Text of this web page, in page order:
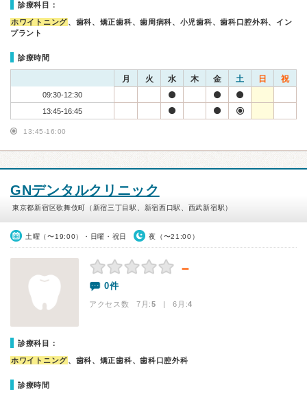
診療科目：
ホワイトニング、歯科、矯正歯科、歯周病科、小児歯科、歯科口腔外科、イン
プラント
診療時間
月 火 水 木 金 土 日 祝
09:30-12:30
13:45-16:45
13:45-16:00
GNデンタルクリニック
東京都新宿区歌舞伎町（新宿三丁目駅、新宿西口駅、西武新宿駅）
土曜（〜19:00）・日曜・祝日 夜（〜21:00）
－
0件
アクセス数 7月:5 | 6月:4
診療科目：
ホワイトニング、歯科、矯正歯科、歯科口腔外科
診療時間